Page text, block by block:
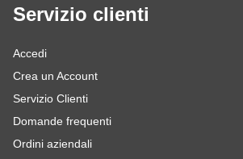
Servizio clienti
Accedi
Crea un Account
Servizio Clienti
Domande frequenti
Ordini aziendali